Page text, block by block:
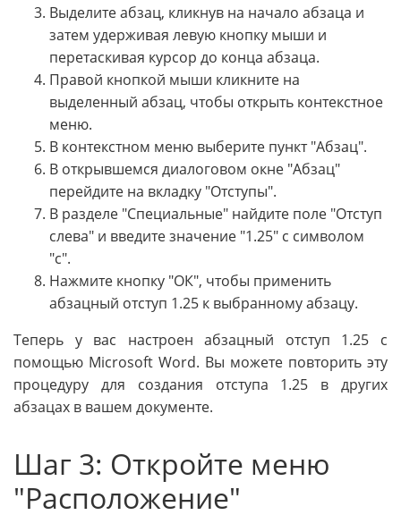
Выделите абзац, кликнув на начало абзаца и
затем удерживая левую кнопку мыши и
перетаскивая курсор до конца абзаца.
Правой кнопкой мыши кликните на
выделенный абзац, чтобы открыть контекстное
меню.
В контекстном меню выберите пункт "Абзац".
В открывшемся диалоговом окне "Абзац"
перейдите на вкладку "Отступы".
В разделе "Специальные" найдите поле "Отступ
слева" и введите значение "1.25" с символом
"с".
Нажмите кнопку "ОК", чтобы применить
абзацный отступ 1.25 к выбранному абзацу.
Теперь у вас настроен абзацный отступ 1.25 с
помощью Microsoft Word. Вы можете повторить эту
процедуру для создания отступа 1.25 в других
абзацах в вашем документе.
Шаг 3: Откройте меню
"Расположение"